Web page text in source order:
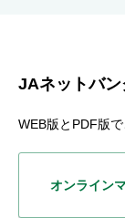
JAネットバ
WEB版とPDF版で
オンライン